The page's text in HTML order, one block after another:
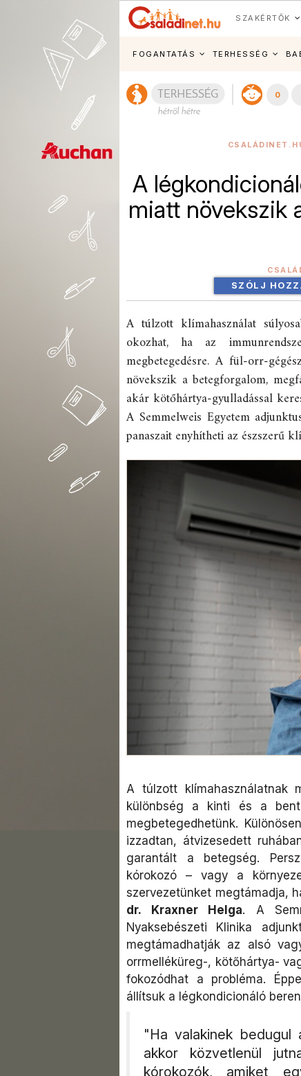
SZAKÉRTŐK
FOGANTATÁS TERHESSÉG
0
A
miatt növekszik
SZÓLJ
A túlzott klímahasználat
okozhat, ha az
megbetegedésre. A fül-orr-
növekszik a betegforgalom,
akár kötőhártya-gyulladással
A Semmelweis Egyetem
panaszait enyhítheti az észszerű
A túlzott klímahasználatnak
különbség a kinti és a
megbetegedhetünk.
izzadtan, átvizesedett
garantált a betegség.
kórokozó – vagy a
szervezetünket megtámadja,
dr. Kraxner Helga. A
Nyaksebészeti Klinika
megtámadhatják az alsó
orrmelléküreg-, kötőhártya-
fokozódhat a probléma.
állítsuk a légkondicionáló
"Ha valakinek bedugul
akkor közvetlenül
kórokozók, amiket